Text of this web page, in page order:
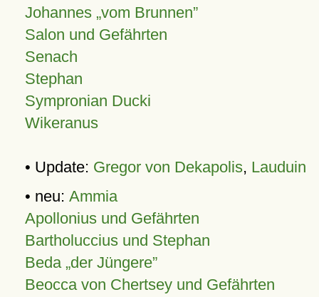
Johannes vom Brunnen
Salon und Gefährten
Senach
Stephan
Sympronian Ducki
Wikeranus
• Update: Gregor von Dekapolis, Lauduin
• neu: Ammia
Apollonius und Gefährten
Bartholuccius und Stephan
Beda „der Jüngere”
Beocca von Chertsey und Gefährten